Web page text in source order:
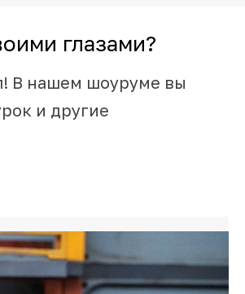
глазами?
В нашем шоуруме вы
и другие